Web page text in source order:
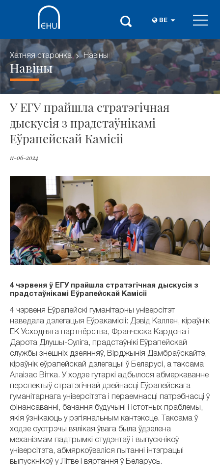
BE
Хатняя старонка Навіны
Навіны
У ЕГУ прайшла стратэгічная
дыскусія з прадстаўнікамі
Еўрапейскай Камісіі
11-06-2024
4 чэрвеня ў ЕГУ прайшла стратэгічная дыскусія з
прадстаўнікамі Еўрапейскай Камісіі
4 чэрвеня Еўрапейскі гуманітарны універсітэт
наведала дэлегацыя Еўракамісіі: Дэвід Каллен, кіраўнік
ЕК Усходняга партнёрства, Франчэска Кардона і
Дарота Длушы-Суліга, прадстаўнікі Еўрапейскай
службы знешніх дзеянняў, Вірджынія Дамбраўскайтэ,
кіраўнік еўрапейскай дэлегацыі ў Беларусі, а таксама
Алаізас Вітка. У ходзе гутаркі адбылося абмеркаванне
перспектыў стратэгічнай дзейнасці Еўрапейскага
гуманітарнага універсітэта і пераемнасці патрэбнасці ў
фінансаванні, бачання будучыні і істотных праблемы,
якія ўзнікаюць у рэгіянальным кантэксце. Таксама ў
ходзе сустрэчы вялікая ўвага была ўдзелена
механізмам падтрымкі студэнтаў і выпускнікоў
універсітэта, абмяркоўваліся пытанні інтэграцыі
выпускнікоў у Літве і вяртання ў Беларусь.